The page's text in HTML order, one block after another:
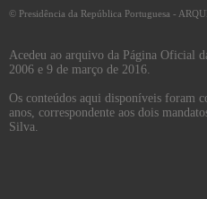
© Presidência da República Portuguesa -
Acedeu ao arquivo da Página Oficial
2006 e 9 de março de 2016.
Os conteúdos aqui disponíveis foram
anos, correspondente aos dois
Silva.